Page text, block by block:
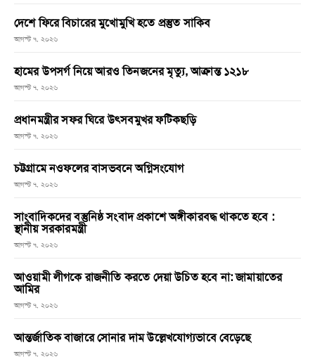
দেশে ফিরে বিচারের মুখোমুখি হতে প্রস্তুত সাকিব
আগস্ট ৭, ২০২৬
হামের উপসর্গ নিয়ে আরও তিনজনের মৃত্যু, আক্রান্ত ১২১৮
আগস্ট ৭, ২০২৬
প্রধানমন্ত্রীর সফর ঘিরে উৎসবমুখর ফটিকছড়ি
আগস্ট ৭, ২০২৬
চট্টগ্রামে নওফলের বাসভবনে অগ্নিসংযোগ
আগস্ট ৭, ২০২৬
সাংবাদিকদের বস্তুনিষ্ঠ সংবাদ প্রকাশে অঙ্গীকারবদ্ধ থাকতে হবে :
স্থানীয় সরকারমন্ত্রী
আগস্ট ৭, ২০২৬
আওয়ামী লীগকে রাজনীতি করতে দেয়া উচিত হবে না: জামায়াতের
আমির
আগস্ট ৭, ২০২৬
আন্তর্জাতিক বাজারে সোনার দাম উল্লেখযোগ্যভাবে বেড়েছে
আগস্ট ৭, ২০২৬